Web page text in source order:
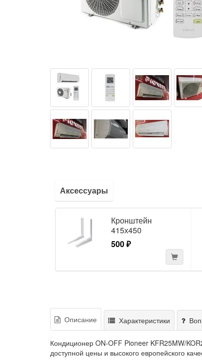
Аксессуары
Кронштейн
415х450
500 ₽
Описание Характеристики
Кондиционер ON-OFF Pioneer KFR25MW/
доступной цены и высокого европейского